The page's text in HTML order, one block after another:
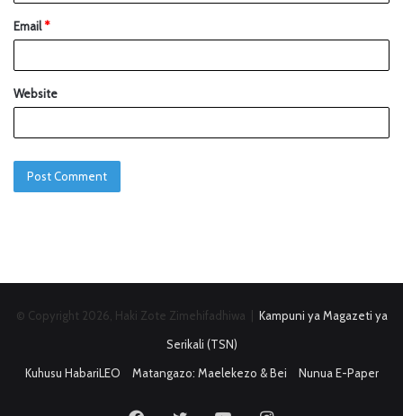
Email*
Website
© Copyright 2026, Haki Zote Zimehifadhiwa | Kampuni ya Magazeti ya
Serikali (TSN)
Kuhusu HabariLEO
Matangazo: Maelekezo & Bei Nunua E-Paper